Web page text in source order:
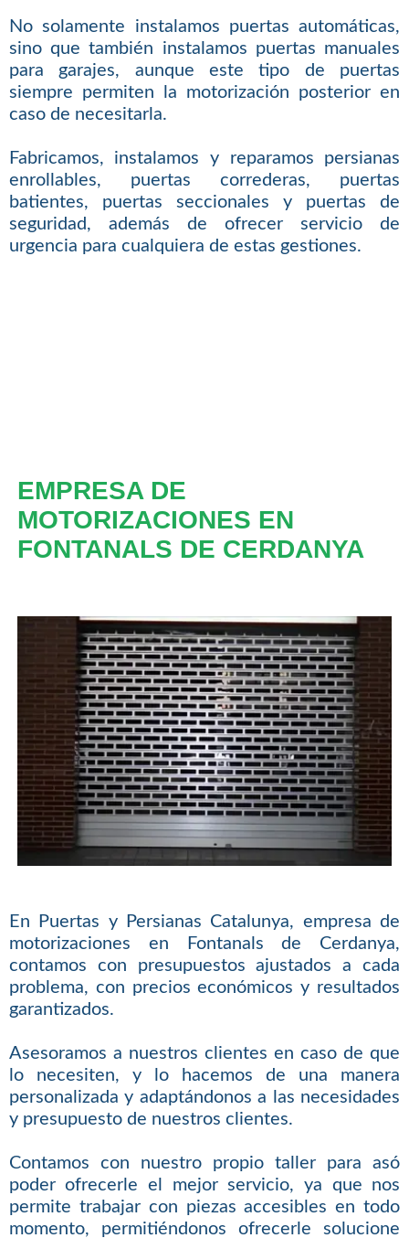
No solamente instalamos puertas automáticas,
sino que también instalamos puertas manuales
para garajes, aunque este tipo de puertas
siempre permiten la motorización posterior en
caso de necesitarla.
Fabricamos, instalamos y reparamos persianas
enrollables, puertas correderas, puertas
batientes, puertas seccionales y puertas de
seguridad, además de ofrecer servicio de
urgencia para cualquiera de estas gestiones.
EMPRESA DE
MOTORIZACIONES EN
FONTANALS DE CERDANYA
En Puertas y Persianas Catalunya, empresa de
motorizaciones en Fontanals de Cerdanya,
contamos con presupuestos ajustados a cada
problema, con precios económicos y resultados
garantizados.
Asesoramos a nuestros clientes en caso de que
lo necesiten, y lo hacemos de una manera
personalizada y adaptándonos a las necesidades
y presupuesto de nuestros clientes.
Contamos con nuestro propio taller para asó
poder ofrecerle el mejor servicio, ya que nos
permite trabajar con piezas accesibles en todo
momento, permitiéndonos ofrecerle solucione